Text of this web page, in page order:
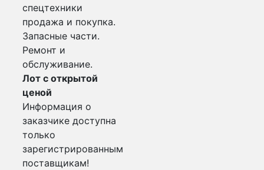
спецтехники
продажа и покупка.
Запасные части.
Ремонт и
обслуживание.
Лот с открытой
ценой
Информация о
заказчике доступна
только
зарегистрированным
поставщикам!